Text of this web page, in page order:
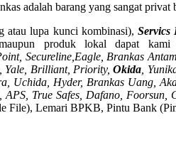
adalah barang yang sangat privat
atau lupa kunci kombinasi),Servics
produk lokal dapat
Secureline, Eagle, Brankas
Yale, Brilliant, Priority,Okida ,
Uchida, Hyder, Brankas Uang,
True Safes, Dafano, Foorsun,
File), Lemari BPKB, Pintu Bank